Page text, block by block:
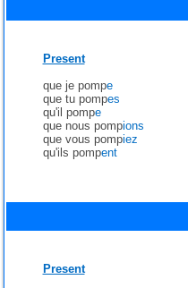
Present
que je pompe
que tu pompes
qu'il pompe
que nous pompions
que vous pompiez
qu'ils pompent
Present